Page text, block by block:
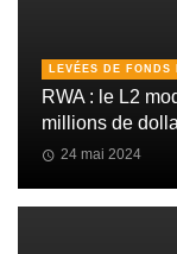
LEVÉES DE
RWA : le L2
millions de
24 mai 2024